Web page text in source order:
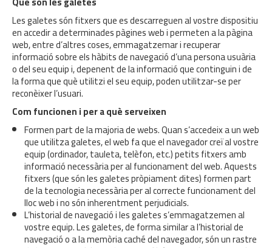
Les galetes són fitxers que es descarreguen al vostre dispositiu
en accedir a determinades pàgines web i permeten a la pàgina
web, entre d’altres coses, emmagatzemar i recuperar
informació sobre els hàbits de navegació d’una persona usuària
o del seu equip i, depenent de la informació que continguin i de
la forma que què utilitzi el seu equip, poden utilitzar-se per
reconèixer l’usuari.
Com funcionen i per a què serveixen
Formen part de la majoria de webs. Quan s’accedeix a un web
que utilitza galetes, el web fa que el navegador creï al vostre
equip (ordinador, tauleta, telèfon, etc.) petits fitxers amb
informació necessària per al funcionament del web. Aquests
fitxers (que són les galetes pròpiament dites) formen part
de la tecnologia necessària per al correcte funcionament del
lloc web i no són inherentment perjudicials.
L’historial de navegació i les galetes s’emmagatzemen al
vostre equip. Les galetes, de forma similar a l’historial de
navegació o a la memòria caché del navegador, són un rastre